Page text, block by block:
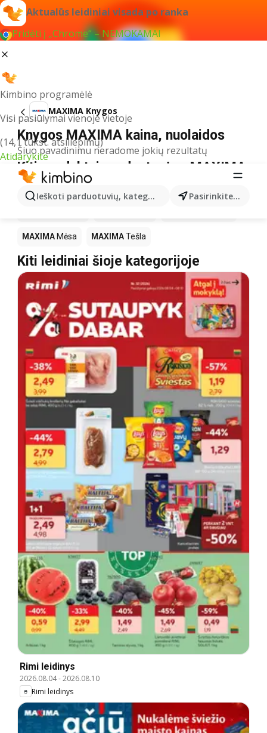
Aktualūs leidiniai visada po ranka
Pridėti į „Chrome“ – NEMOKAMAI
Kimbino programėlė
Visi pasiūlymai vienoje vietoje
(14,1 tūkst. atsiliepimų)
Atidarykite
Ieškoti parduotuvių, kategorijų, produktų... Pasirinkite miestą
MAXIMA Knygos
Knygos MAXIMA kaina, nuolaidos
Šiuo pavadinimu neradome jokių rezultatų
Kiti produktai parduotuvėse MAXIMA
MAXIMA Mėsa MAXIMATešla
Kiti leidiniai šioje kategorijoje
Rimi leidinys
2026.08.04-2026.08.10
Rimi leidinys